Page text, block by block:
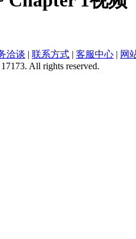
洽谈 | 联系方式 | 客服中心 | 网
All rights reserved.